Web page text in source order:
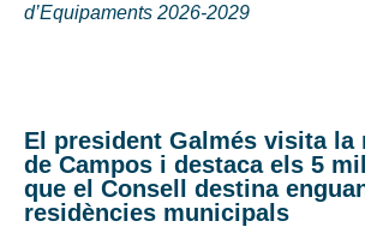
d’Equipaments 2026-2029
El president Galmés visita la
de Campos i destaca els 5
que el Consell destina
residències municipals